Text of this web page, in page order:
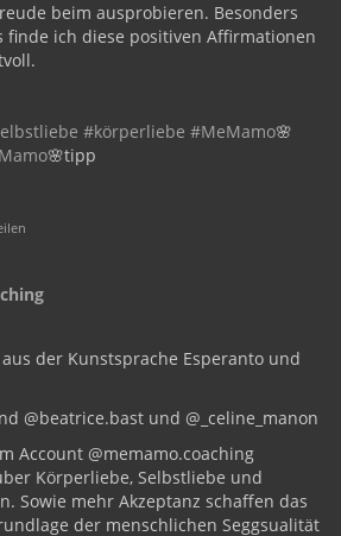
beim ausprobieren. Besonders
finde ich diese positiven Affirmationen
#körperliebe #MeMamo🌸
🌸tipp
der Kunstsprache Esperanto und
@beatrice.bast und @_celine_manon
Account @memamo.coaching
Körperliebe, Selbstliebe und
Sowie mehr Akzeptanz schaffen das
der menschlichen Seggsualität